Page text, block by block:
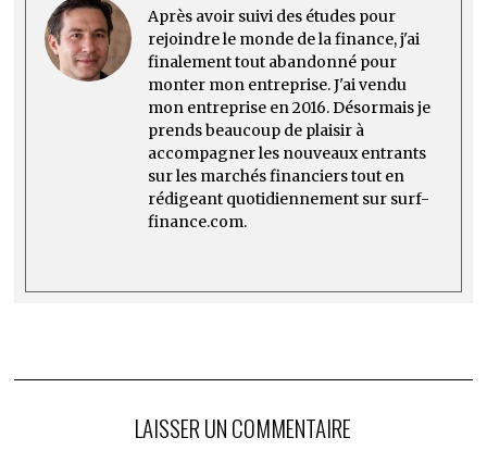
Après avoir suivi des études pour
rejoindre le monde de la finance, j'ai
finalement tout abandonné pour
monter mon entreprise. J'ai vendu
mon entreprise en 2016. Désormais je
prends beaucoup de plaisir à
accompagner les nouveaux entrants
sur les marchés financiers tout en
rédigeant quotidiennement sur surf-
finance.com.
LAISSER UN COMMENTAIRE